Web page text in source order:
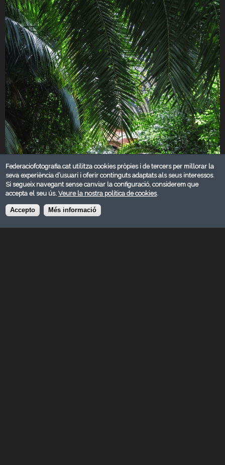
Federaciofotografia.cat utilitza cookies pròpies i de tercers per millorar la
seva experiència d’usuari i oferir continguts adaptats als seus interessos.
Si segueix navegant sense canviar la configuració, considerem que
accepta el seu ús.Veure la nostra política de cookies.
Accepto Més informació